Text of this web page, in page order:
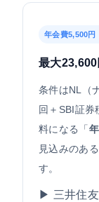
年会費5,500円
最大
条件はNL（
回＋SBI証
料になる「
見込みのあ
す。
▶ 三井住